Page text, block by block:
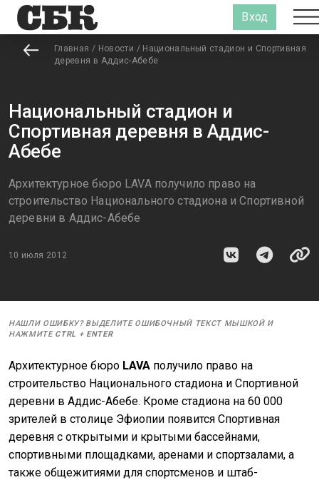
Вход
Главная / Новости / Национальный стадион и Спортивная
деревня в Аддис-Абебе
Национальный стадион и
Спортивная деревня в Аддис-
Абебе
Архитектурное бюро LAVA получило право на
строительство Национального стадиона и Спортивной
деревни в Аддис-Абебе
10 июля 2012
НАШЛИ ОШИБКУ? ВЫДЕЛИТЕ ОШИБОЧНЫЙ ТЕКСТ МЫШКОЙ И
НАЖМИТЕ CTRL + ENTER
Архитектурное бюро LAVA получило право на
строительство Национального стадиона и Спортивной
деревни в Аддис-Абебе. Кроме стадиона на 60 000
зрителей в столице Эфиопии появится Спортивная
деревня с открытыми и крытыми бассейнами,
спортивными площадками, аренами и спортзалами, а
также общежитиями для спортсменов и штаб-